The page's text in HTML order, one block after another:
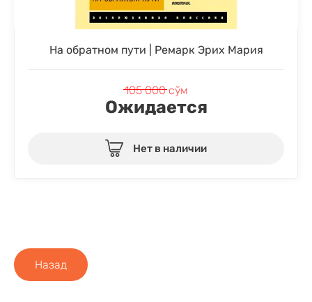
На обратном пути | Ремарк Эрих Мария
105 000сўм
Ожидается
Нет в наличии
Назад